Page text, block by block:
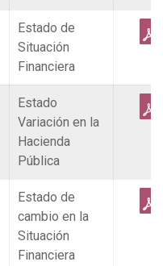
Estado de
Situación
Financiera
Estado
Variación en la
Hacienda
Pública
Estado de
cambio en la
Situación
Financiera